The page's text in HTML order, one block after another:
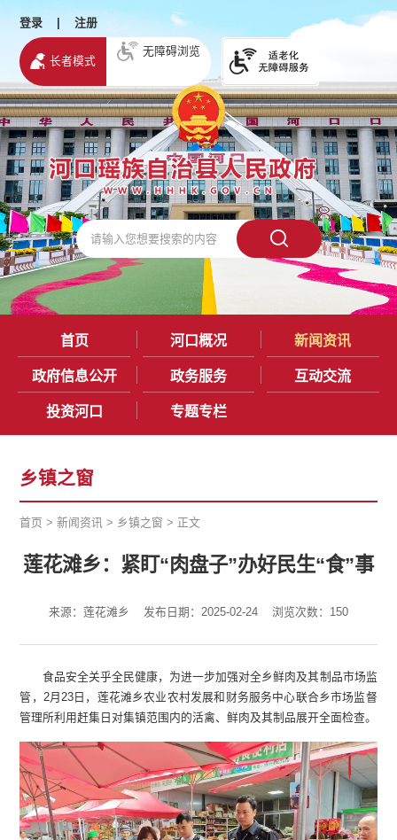
登录 | 注册
长者模式
无障碍浏览
首页 河口概况 新闻资讯
政府信息公开 政务服务 互动交流
投资河口 专题专栏
乡镇之窗
首页 >新闻资讯 > 乡镇之窗 > 正文
莲花滩乡：紧盯“肉盘子”办好民生“食”事
来源：莲花滩乡 发布日期：2025-02-24 浏览次数： 150
食品安全关乎全民健康，为进一步加强对全乡鲜肉及其制品市场监
管，2月23日，莲花滩乡农业农村发展和财务服务中心联合乡市场监督
管理所利用赶集日对集镇范围内的活禽、鲜肉及其制品展开全面检查。